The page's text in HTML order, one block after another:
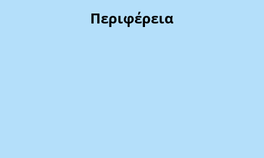
Περιφέρεια